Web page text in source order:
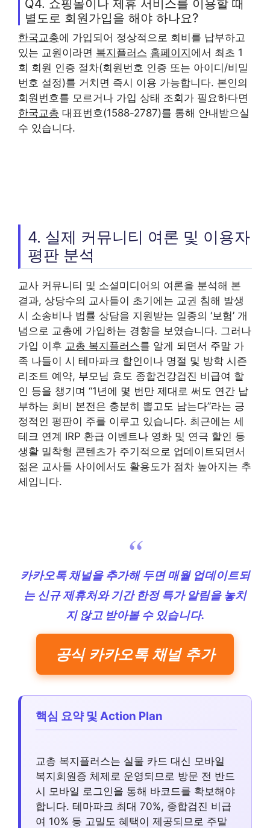
Q4. 쇼핑몰이나 제휴 서비스를 이용할 때
별도로 회원가입을 해야 하나요?
한국교총에 가입되어 정상적으로 회비를 납부하고
있는 교원이라면 복지플러스 홈페이지 에서 최초 1
회 회원 인증 절차(회원번호 인증 또는 아이디/비밀
번호 설정)를 거치면 즉시 이용 가능합니다. 본인의
회원번호를 모르거나 가입 상태 조회가 필요하다면
한국교총 대표번호(1588-2787)를 통해 안내받으실
수 있습니다.
4. 실제 커뮤니티 여론 및 이용자
평판 분석
교사 커뮤니티 및 소셜미디어의 여론을 분석해 본
결과, 상당수의 교사들이 초기에는 교권 침해 발생
시 소송비나 법률 상담을 지원받는 일종의 ‘보험’ 개
념으로 교총에 가입하는 경향을 보였습니다. 그러나
가입 이후 교총 복지플러스를 알게 되면서 주말 가
족 나들이 시 테마파크 할인이나 명절 및 방학 시즌
리조트 예약, 부모님 효도 종합건강검진 비급여 할
인 등을 챙기며 “1년에 몇 번만 제대로 써도 연간 납
부하는 회비 본전은 충분히 뽑고도 남는다”라는 긍
정적인 평판이 주를 이루고 있습니다. 최근에는 세
테크 연계 IRP 환급 이벤트나 영화 및 연극 할인 등
생활 밀착형 콘텐츠가 주기적으로 업데이트되면서
젊은 교사들 사이에서도 활용도가 점차 높아지는 추
세입니다.
카카오톡 채널을 추가해 두면 매월 업데이트되
는 신규 제휴처와 기간 한정 특가 알림을 놓치
지 않고 받아볼 수 있습니다.
공식 카카오톡 채널 추가
핵심 요약 및 Action Plan
교총 복지플러스는 실물 카드 대신 모바일
복지회원증 체제로 운영되므로 방문 전 반드
시 모바일 로그인을 통해 바코드를 확보해야
합니다. 테마파크 최대 70%, 종합검진 비급
여 10% 등 고밀도 혜택이 제공되므로 주말